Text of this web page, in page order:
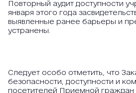
Повторный аудит доступности
января этого года
выявленные ранее барьеры и
устранены.
Следует особо отметить, что
безопасности, доступности и
посетителей Приемной